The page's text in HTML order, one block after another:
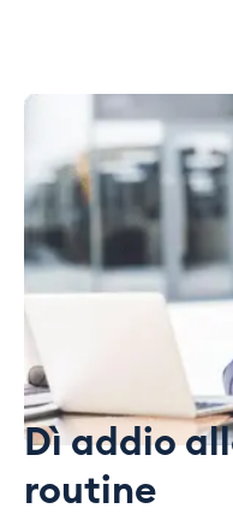
Dì addio
routine